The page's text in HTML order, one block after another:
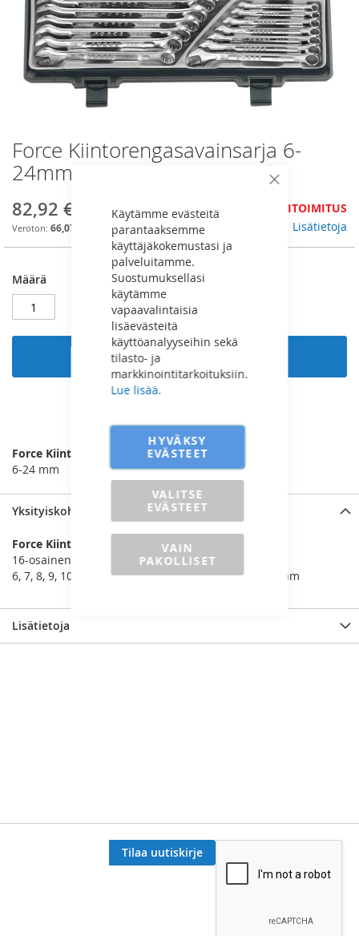
Sulje
Käytämme evästeitä
parantaaksemme
käyttäjäkokemustasi ja
palveluitamme.
Suostumuksellasi
käytämme
vapaavalintaisia
lisäevästeitä
käyttöanalyyseihin sekä
tilasto- ja
markkinointitarkoituksiin.
Lue lisää.
HYVÄKSY
EVÄSTEET
VALITSE
EVÄSTEET
VAIN
PAKOLLISET
Skip
to
the
of
the
Force Kiintorengasavainsarja 6-
24mm - 5161
82,92 €
66,07 €
JÄLKITOIMITUS
Lisätietoja
Määrä
Lisää ostoskoriin
LISÄÄ VERTAILUUN
Force Kiintorengasavainsarja
6-24 mm
Yksityiskohdat
Force Kiintorengasavainsarja
16-osainen sarja
6, 7, 8, 9, 10, 11, 12, 13, 14, 15, 16, 17, 18, 19, 22, 24 mm
Lisätietoja
Tilaa uutiskirje